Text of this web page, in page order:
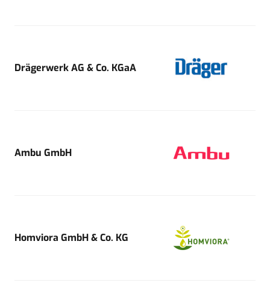
Drägerwerk AG & Co. KGaA
Ambu GmbH
Homviora GmbH & Co. KG